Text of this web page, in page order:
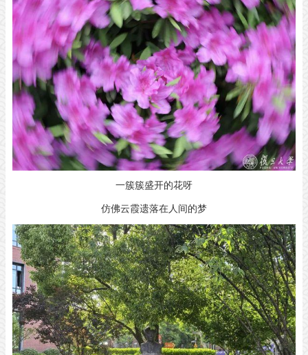
一簇簇盛开的花呀
仿佛云霞遗落在人间的梦